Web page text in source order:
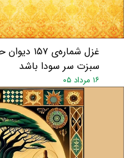
غزل
سبزت سر سودا باشد
۱۶ مرداد ۰۵